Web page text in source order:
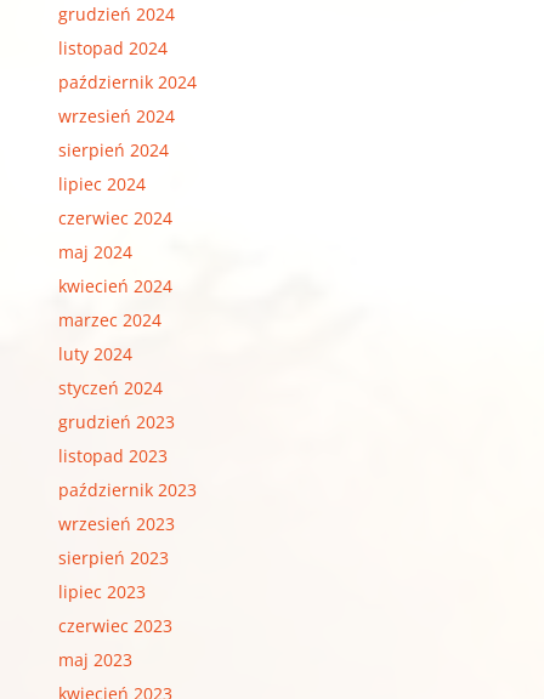
grudzień 2024
listopad 2024
październik 2024
wrzesień 2024
sierpień 2024
lipiec 2024
czerwiec 2024
maj 2024
kwiecień 2024
marzec 2024
luty 2024
styczeń 2024
grudzień 2023
listopad 2023
październik 2023
wrzesień 2023
sierpień 2023
lipiec 2023
czerwiec 2023
maj 2023
kwiecień 2023